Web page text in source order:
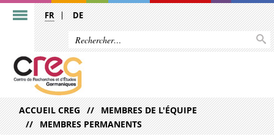
FR DE
ACCUEIL CREG
MEMBRES DE L'ÉQUIPE
MEMBRES PERMANENTS